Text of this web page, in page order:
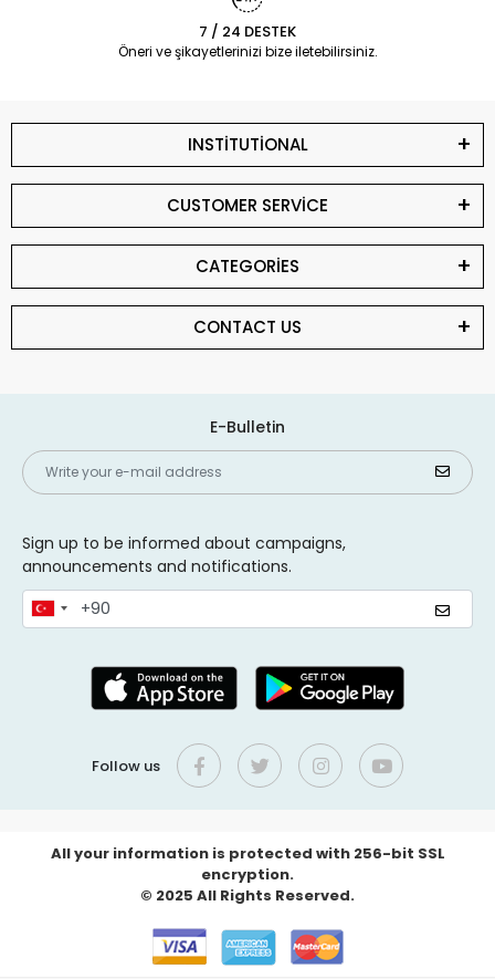
7 / 24 DESTEK
Öneri ve şikayetlerinizi bize iletebilirsiniz.
INSTİTUTİONAL
CUSTOMER SERVİCE
CATEGORİES
CONTACT US
E-Bulletin
Sign up to be informed about campaigns,
announcements and notifications.
Follow us
All your information is protected with 256-bit SSL
encryption.
© 2025 All Rights Reserved.